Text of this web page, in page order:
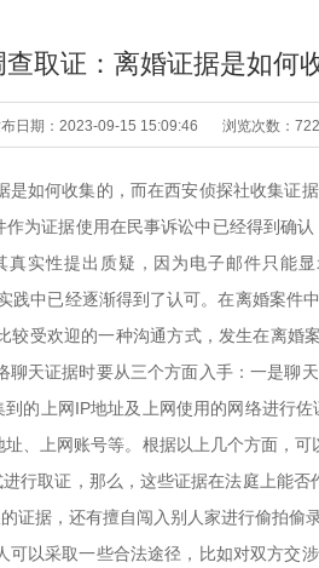
查取证：离婚证据是如何
日期：2023-09-15 15:09:46 浏览次数：722
如何收集的，而在西安侦探社收集证
据使用在民事诉讼中已经得到确认
实性提出质疑，因为电子邮件只能
已经逐渐得到了认可。在离婚案件中
欢迎的一种沟通方式，发生在离婚案
天证据时要从三个方面入手：一是聊
的上网IP地址及上网使用的网络进行
址、上网账号等。根据以上几个方面
行取证，那么，这些证据在法庭上能
证据，还有擅自闯入别人家进行偷拍偷
以采取一些合法途径，比如对双方交